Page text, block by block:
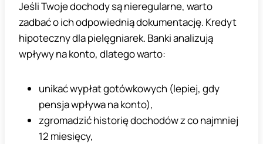
Jeśli Twoje dochody są nieregularne, warto
zadbać o ich odpowiednią dokumentację. Kredyt
hipoteczny dla pielęgniarek. Banki analizują
wpływy na konto, dlatego warto:
unikać wypłat gotówkowych (lepiej, gdy
pensja wpływa na konto),
zgromadzić historię dochodów z co najmniej
12 miesięcy,